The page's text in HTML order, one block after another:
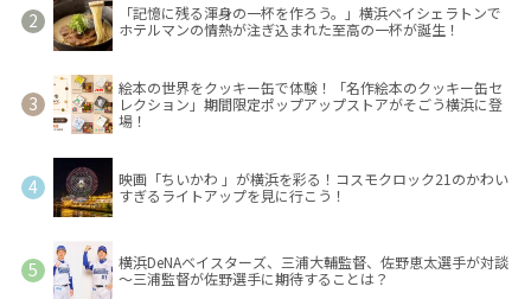
「記憶に残る渾身の一杯を作ろう。」横浜ベイシェラトンで
ホテルマンの情熱が注ぎ込まれた至高の一杯が誕生！
絵本の世界をクッキー缶で体験！「名作絵本のクッキー缶セ
レクション」期間限定ポップアップストアがそごう横浜に登
場！
映画「ちいかわ 」が横浜を彩る！コスモクロック21のかわい
すぎるライトアップを見に行こう！
横浜DeNAベイスターズ、三浦大輔監督、佐野恵太選手が対談
～三浦監督が佐野選手に期待することは？